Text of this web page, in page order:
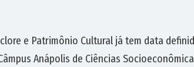
e Patrimônio Cultural já tem data
Anápolis de Ciências